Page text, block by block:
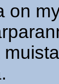
on